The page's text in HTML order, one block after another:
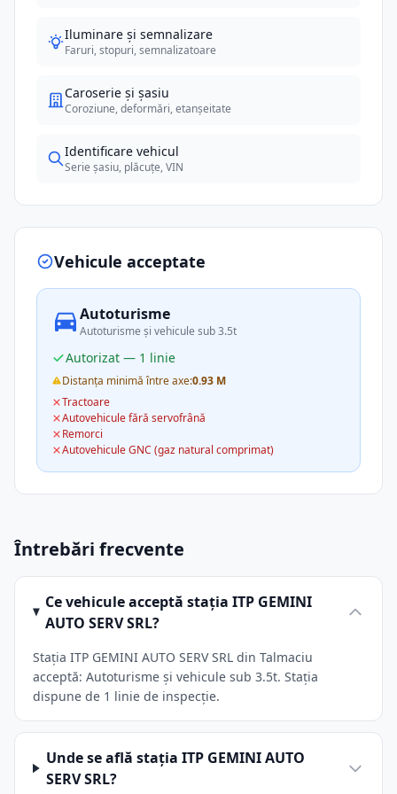
Iluminare și semnalizare
Faruri, stopuri, semnalizatoare
Caroserie și șasiu
Coroziune, deformări, etanșeitate
Identificare vehicul
Serie șasiu, plăcuțe, VIN
Vehicule acceptate
Autoturisme
Autoturisme și vehicule sub 3.5t
Autorizat — 1 linie
Distanța minimă între axe:0.93 M
Tractoare
Autovehicule fără servofrână
Remorci
Autovehicule GNC (gaz natural comprimat)
Întrebări frecvente
Ce vehicule acceptă stația ITP GEMINI
AUTO SERV SRL?
Stația ITP GEMINI AUTO SERV SRL din Talmaciu
acceptă: Autoturisme și vehicule sub 3.5t. Stația
dispune de 1 linie de inspecție.
Unde se află stația ITP GEMINI AUTO
SERV SRL?